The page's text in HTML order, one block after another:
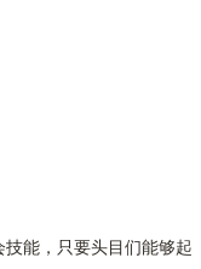
能，只要头目们能够起